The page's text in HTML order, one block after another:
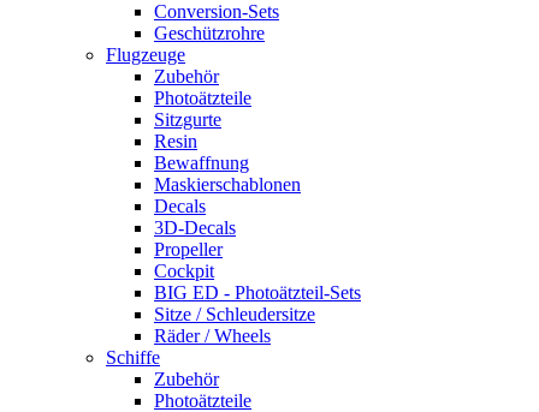
Conversion-Sets
Geschützrohre
Flugzeuge
Zubehör
Photoätzteile
Sitzgurte
Resin
Bewaffnung
Maskierschablonen
Decals
3D-Decals
Propeller
Cockpit
BIG ED - Photoätzteil-Sets
Sitze / Schleudersitze
Räder / Wheels
Schiffe
Zubehör
Photoätzteile